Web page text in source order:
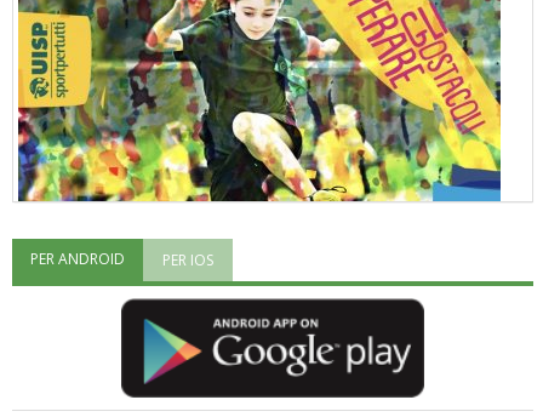
"Superare gli ostacoli": la relazione di Tiziano Pesce al CN Uisp
PER ANDROID PER IOS